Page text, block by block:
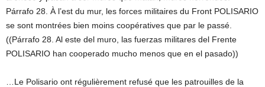
Párrafo 28. À l’est du mur, les forces militaires du Front POLISARIO
se sont montrées bien moins coopératives que par le passé.
((Párrafo 28. Al este del muro, las fuerzas militares del Frente
POLISARIO han cooperado mucho menos que en el pasado))
…Le Polisario ont régulièrement refusé que les patrouilles de la